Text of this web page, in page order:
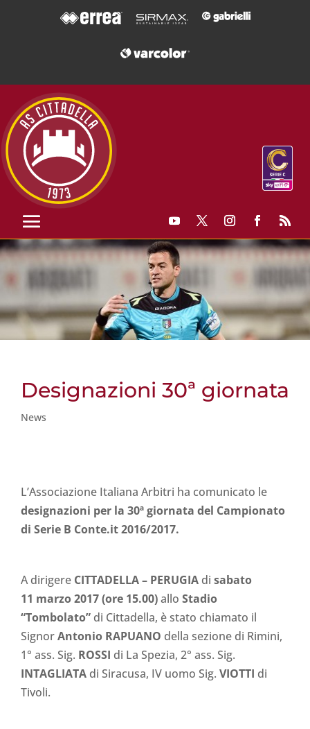
Designazioni 30ª giornata
News
L’Associazione Italiana Arbitri ha comunicato le
designazioni per la 30ª giornata del Campionato
di Serie B Conte.it 2016/2017.
A dirigere CITTADELLA – PERUGIA di sabato
11 marzo 2017 (ore 15.00)allo Stadio
“Tombolato” di Cittadella, è stato chiamato il
SignorAntonio RAPUANO della sezione di Rimini,
1° ass. Sig. ROSSI di La Spezia, 2° ass. Sig.
INTAGLIATA di Siracusa, IV uomo Sig. VIOTTI di
Tivoli.